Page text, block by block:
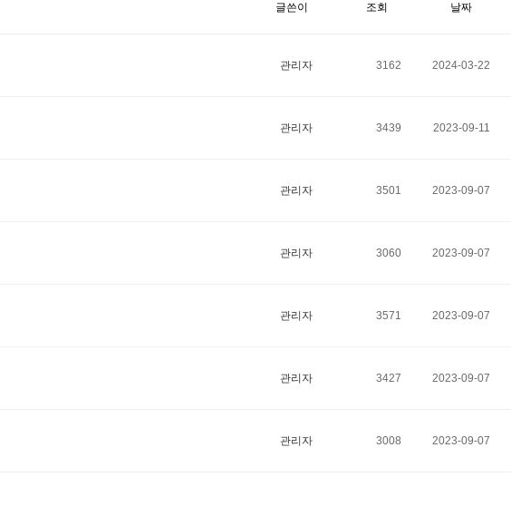
글쓴이 조회 날짜
관리자 3162 2024-03-22
관리자 3439 2023-09-11
관리자 3501 2023-09-07
관리자 3060 2023-09-07
관리자 3571 2023-09-07
관리자 3427 2023-09-07
관리자 3008 2023-09-07